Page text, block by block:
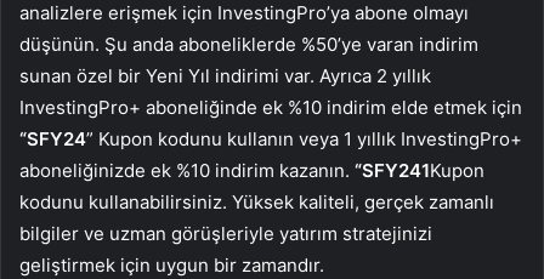
analizlere erişmek için InvestingPro’ya abone olmayı
düşünün. Şu anda aboneliklerde %50’ye varan indirim
sunan özel bir Yeni Yıl indirimi var. Ayrıca 2 yıllık
InvestingPro+ aboneliğinde ek %10 indirim elde etmek için
“SFY24” Kupon kodunu kullanın veya 1 yıllık InvestingPro+
aboneliğinizde ek %10 indirim kazanın. “SFY241Kupon
kodunu kullanabilirsiniz. Yüksek kaliteli, gerçek zamanlı
bilgiler ve uzman görüşleriyle yatırım stratejinizi
geliştirmek için uygun bir zamandır.